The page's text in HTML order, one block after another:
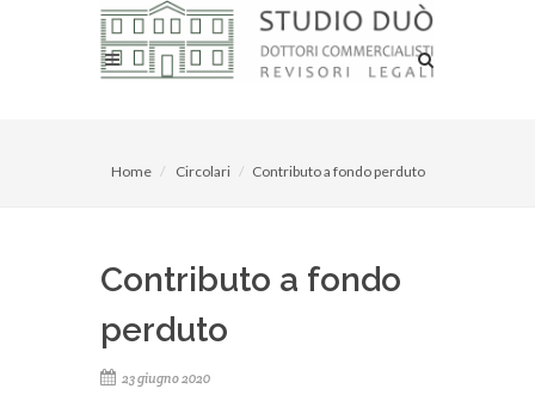
Home Circolari Contributo a fondo perduto
Contributo a fondo
perduto
23 giugno 2020